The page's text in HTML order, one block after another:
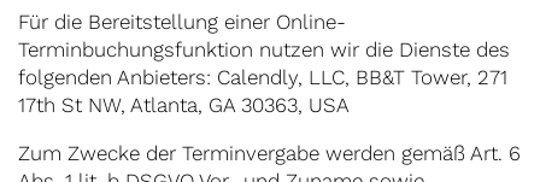
Für die Bereitstellung einer Online-
Terminbuchungsfunktion nutzen wir die Dienste des
folgenden Anbieters: Calendly, LLC, BB&T Tower, 271
17th St NW, Atlanta, GA 30363, USA
Zum Zwecke der Terminvergabe werden gemäß Art. 6